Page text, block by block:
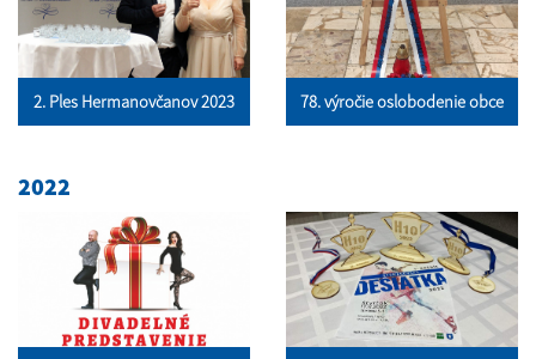
2. Ples Hermanovčanov 2023 78. výročie oslobodenie obce
2022